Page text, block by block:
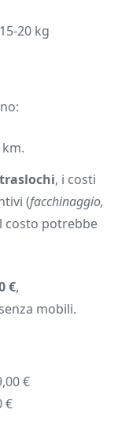
20 kg
km.
, i costi
(facchinaggio,
costo potrebbe
€,
mobili.
€
€